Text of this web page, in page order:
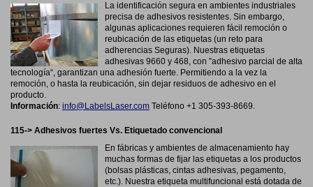
La identificación segura en ambientes industriales
precisa de adhesivos resistentes. Sin embargo,
algunas aplicaciones requieren fácil remoción o
reubicación de las etiquetas (un reto para
adherencias Seguras). Nuestras etiquetas
adhesivas 9660 y 468, con ”adhesivo parcial de alta
tecnología“, garantizan una adhesión fuerte. Permitiendo a la vez la
remoción, o hasta la reubicación, sin dejar residuos de adhesivo en el
producto.
Información: info@LabelsLaser.com Teléfono +1 305-393-8669.
115-> Adhesivos fuertes Vs. Etiquetado convencional
En fábricas y ambientes de almacenamiento hay
muchas formas de fijar las etiquetas a los productos
(bolsas plásticas, cintas adhesivas, pegamento,
etc.). Nuestra etiqueta multifuncional está dotada de